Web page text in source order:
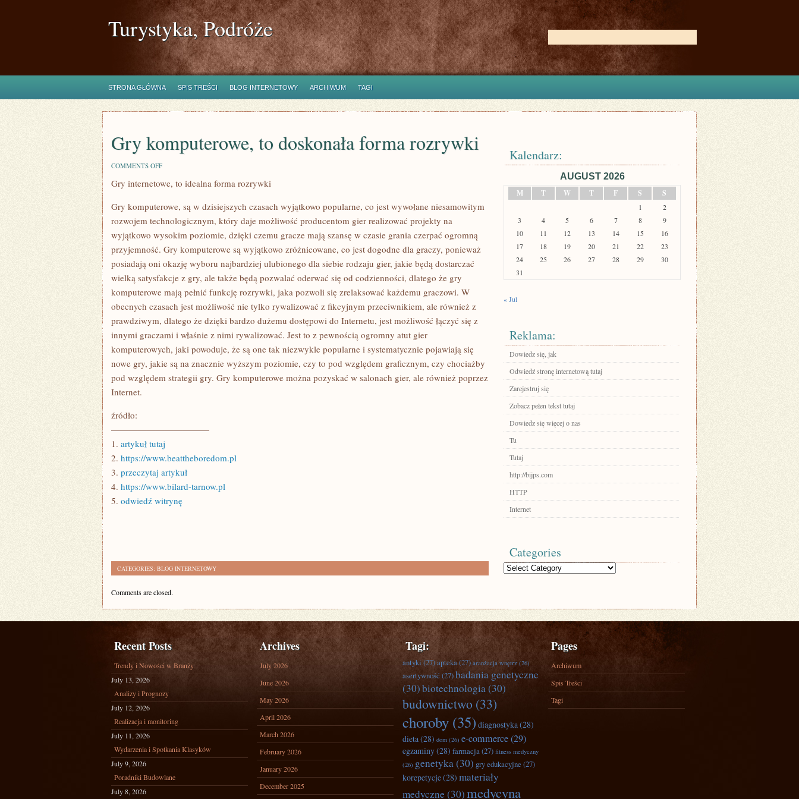
Turystyka, Podróże
STRONA GŁÓWNA SPIS TREŚCI BLOG INTERNETOWY ARCHIWUM TAGI
Gry komputerowe, to doskonała forma rozrywki
COMMENTS OFFON
KOMPUTEROWE,
FORMA
ROZRYWKI
Gry internetowe, to idealna forma rozrywki
Gry komputerowe, są w dzisiejszych czasach wyjątkowo popularne, co jest wywołane niesamowitym
rozwojem technologicznym, który daje możliwość producentom gier realizować projekty na
wyjątkowo wysokim poziomie, dzięki czemu gracze mają szansę w czasie grania czerpać ogromną
przyjemność. Gry komputerowe są wyjątkowo zróżnicowane, co jest dogodne dla graczy, ponieważ
posiadają oni okazję wyboru najbardziej ulubionego dla siebie rodzaju gier, jakie będą dostarczać
wielką satysfakcje z gry, ale także będą pozwalać oderwać się od codzienności, dlatego że gry
komputerowe mają pełnić funkcję rozrywki, jaka pozwoli się zrelaksować każdemu graczowi. W
obecnych czasach jest możliwość nie tylko rywalizować z fikcyjnym przeciwnikiem, ale również z
prawdziwym, dlatego że dzięki bardzo dużemu dostępowi do Internetu, jest możliwość łączyć się z
innymi graczami i właśnie z nimi rywalizować. Jest to z pewnością ogromny atut gier
komputerowych, jaki powoduje, że są one tak niezwykle popularne i systematycznie pojawiają się
nowe gry, jakie są na znacznie wyższym poziomie, czy to pod względem graficznym, czy chociażby
pod względem strategii gry. Gry komputerowe można pozyskać w salonach gier, ale również poprzez
Internet.
źródło:
———————————
1. artykuł tutaj
2. https://www.beattheboredom.pl
3. przeczytaj artykuł
4. https://www.bilard-tarnow.pl
5. odwiedź witrynę
CATEGORIES: BLOG INTERNETOWY
Comments are closed.
Kalendarz:
AUGUST 2026
M
T W T F S S
1
2
3
4 5 6 7 8
9
10
11 12 13 14 15
16
17
18 19 20 21 22
23
24
25 26 27 28 29
30
31
« Jul
Reklama:
Dowiedz się, jak
Odwiedź stronę internetową tutaj
Zarejestruj się
Zobacz pełen tekst tutaj
Dowiedz się więcej o nas
Tu
Tutaj
http://bijps.com
HTTP
Internet
Categories
Categories
Recent Posts
Trendy i Nowości w Branży
July 13, 2026
Analizy i Prognozy
July 12, 2026
Realizacja i monitoring
July 11, 2026
Wydarzenia i Spotkania Klasyków
July 9, 2026
Poradniki Budowlane
July 8, 2026
Archives
July 2026
June 2026
May 2026
April 2026
March 2026
February 2026
January 2026
December 2025
Tagi:
antyki(27)apteka(27) aranżacja wnętrz (26)
asertywność (27)badania genetyczne
(30)biotechnologia(30)
budownictwo (33)
choroby (35) diagnostyka(28)
dieta(28) dom (26) e-commerce(29)
egzaminy(28) farmacja(27) fitness medyczny
(26) genetyka(30) gry edukacyjne (27)
korepetycje(28) materiały
medyczne (30)medycyna
Pages
Archiwum
Spis Treści
Tagi